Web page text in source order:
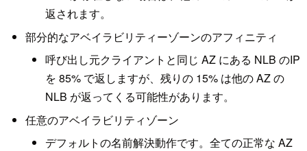
返されます。
部分的なアベイラビリティーゾーンのアフィニティ
呼び出し元クライアントと同じ AZ にある NLB のIP
を 85% で返しますが、残りの 15% は他の AZ の
NLB が返ってくる可能性があります。
任意のアベイラビリティゾーン
デフォルトの名前解決動作です。全ての正常な AZ